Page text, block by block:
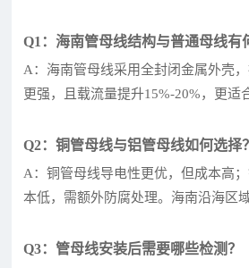
Q1：海南管母线结构与普通母线有
A：海南管母线采用全封闭金属外壳
更强，且载流量提升15%-20%，更适
Q2：铜管母线与铝管母线如何选择？
A：铜管母线导电性更优，但成本高
本低，需额外防腐处理。海南沿海区
Q3：管母线安装后需要哪些检测？